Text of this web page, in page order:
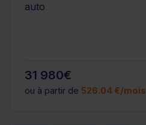
auto
31 980€
ou à partir de 526.04 €/mois